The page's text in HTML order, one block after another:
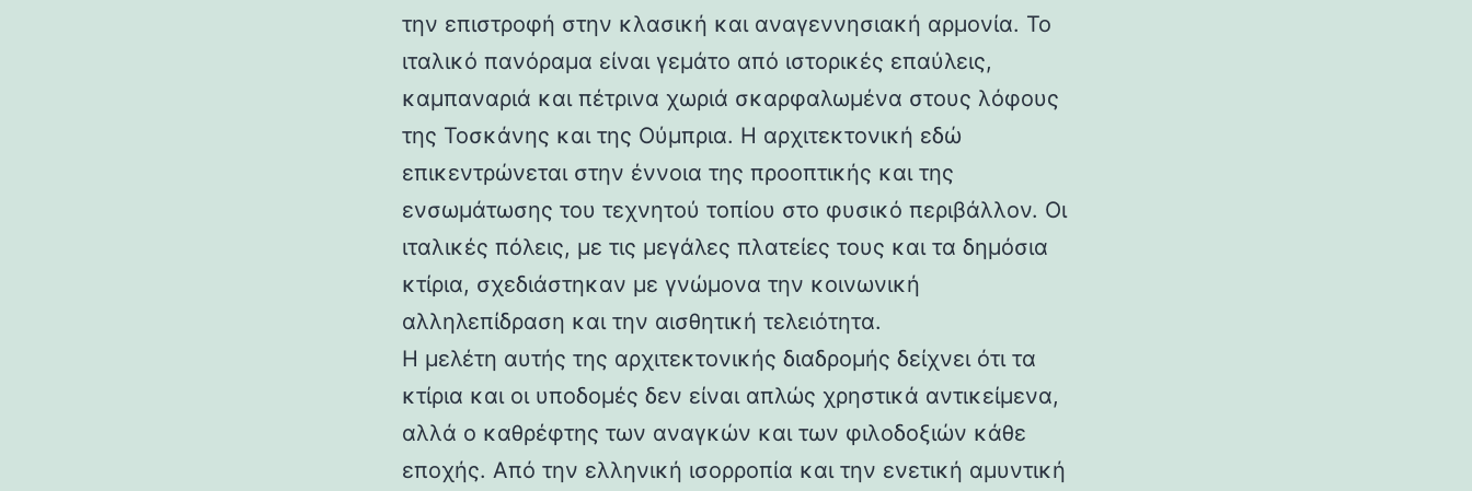
την επιστροφή στην κλασική και αναγεννησιακή αρμονία. Το
ιταλικό πανόραμα είναι γεμάτο από ιστορικές επαύλεις,
καμπαναριά και πέτρινα χωριά σκαρφαλωμένα στους λόφους
της Τοσκάνης και της Ούμπρια. Η αρχιτεκτονική εδώ
επικεντρώνεται στην έννοια της προοπτικής και της
ενσωμάτωσης του τεχνητού τοπίου στο φυσικό περιβάλλον. Οι
ιταλικές πόλεις, με τις μεγάλες πλατείες τους και τα δημόσια
κτίρια, σχεδιάστηκαν με γνώμονα την κοινωνική
αλληλεπίδραση και την αισθητική τελειότητα.
Η μελέτη αυτής της αρχιτεκτονικής διαδρομής δείχνει ότι τα
κτίρια και οι υποδομές δεν είναι απλώς χρηστικά αντικείμενα,
αλλά ο καθρέφτης των αναγκών και των φιλοδοξιών κάθε
εποχής. Από την ελληνική ισορροπία και την ενετική αμυντική